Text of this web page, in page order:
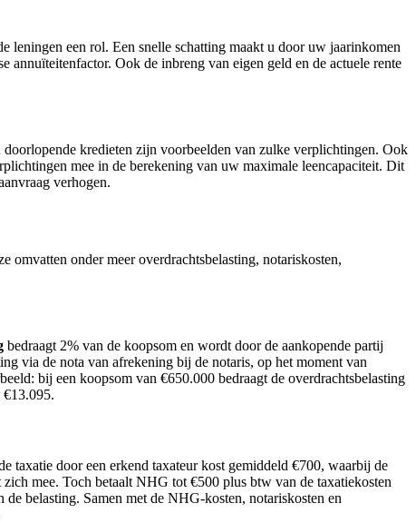
een rol. Een snelle schatting maakt u door uw jaarinkomen
Ook de inbreng van eigen geld en de actuele rente
kredieten zijn voorbeelden van zulke verplichtingen. Ook
mee in de berekening van uw maximale leencapaciteit. Dit
verhogen.
omvatten onder meer overdrachtsbelasting, notariskosten,
bedraagt 2% van de koopsom en wordt door de aankopende partij
via de nota van afrekening bij de notaris, op het moment van
bij een koopsom van €650.000 bedraagt de overdrachtsbelasting
door een erkend taxateur kost gemiddeld €700, waarbij de
mee. Toch betaalt NHG tot €500 plus btw van de taxatiekosten
belasting. Samen met de NHG-kosten, notariskosten en